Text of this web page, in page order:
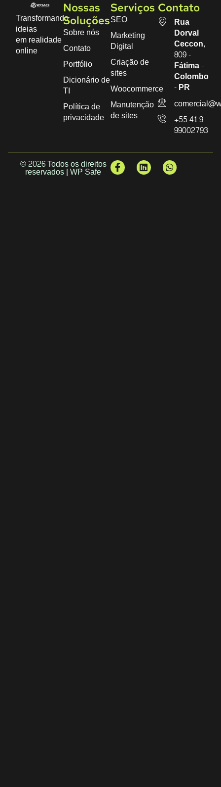
Transformando
ideias
em realidade
online
Nossas
Soluções
Sobre nós
Contato
Portfólio
Dicionário de
TI
Política de
privacidade
Serviços
SEO
Marketing
Digital
Criação de
sites
Woocommerce
Manutenção
de sites
Contato
Rua
Dorval
Ceccon,
809 -
Fátima -
Colombo
- PR
+55 41 9
99002793
© 2026 Todos os direitos
reservados | WP Safe